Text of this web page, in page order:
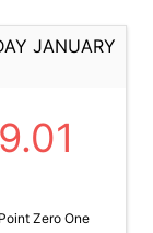
JANUARY
Zero One